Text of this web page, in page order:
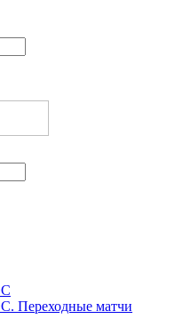
Переходные матчи